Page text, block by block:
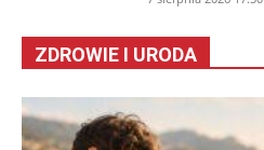
ZDROWIE I URODA